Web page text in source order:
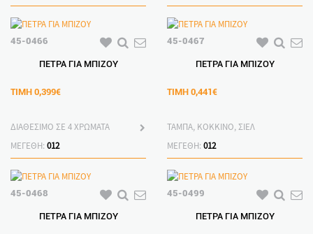
45-0466
ΠΕΤΡΑ ΓΙΑ ΜΠΙΖΟΥ
ΤΙΜΗ 0,399€
ΔΙΑΘΕΣΙΜΟ ΣΕ 4 ΧΡΩΜΑΤΑ
ΜΕΓΕΘΗ: 012
45-0467
ΠΕΤΡΑ ΓΙΑ ΜΠΙΖΟΥ
ΤΙΜΗ 0,441€
ΤΑΜΠΑ, ΚΟΚΚΙΝΟ, ΣΙΕΛ
ΜΕΓΕΘΗ: 012
45-0468
ΠΕΤΡΑ ΓΙΑ ΜΠΙΖΟΥ
45-0499
ΠΕΤΡΑ ΓΙΑ ΜΠΙΖΟΥ